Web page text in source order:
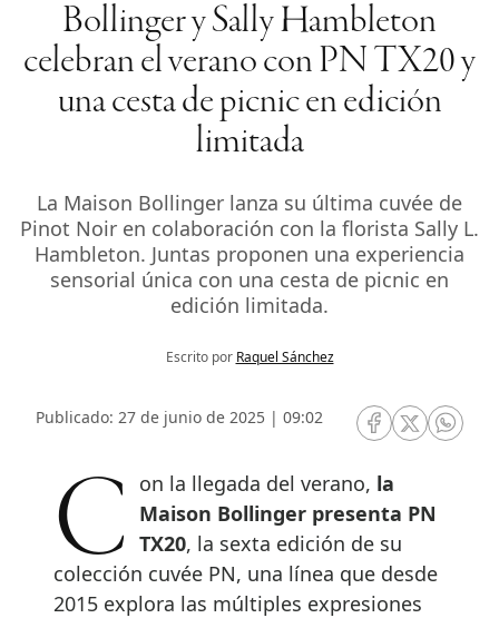
Bollinger y Sally Hambleton
celebran el verano con PN TX20 y
una cesta de picnic en edición
limitada
La Maison Bollinger lanza su última cuvée de
Pinot Noir en colaboración con la florista Sally L.
Hambleton. Juntas proponen una experiencia
sensorial única con una cesta de picnic en
edición limitada.
Escrito por Raquel Sánchez
Publicado: 27 de junio de 2025 | 09:02
RRSS Facebook
RRSSRRSS
Con la llegada del verano, la
Maison Bollinger presenta PN
TX20, la sexta edición de su
colección cuvée PN, una línea que desde
2015 explora las múltiples expresiones